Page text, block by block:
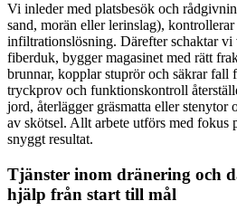
Vi inleder med platsbesök och
sand, morän eller lerinslag),
infiltrationslösning. Därefter schaktar vi
fiberduk, bygger magasinet med rätt
brunnar, kopplar stuprör och säkrar
tryckprov och funktionskontroll
jord, återlägger gräsmatta eller stenytor
av skötsel. Allt arbete utförs med fokus
snyggt resultat.
Tjänster inom dränering och
hjälp från start till mål